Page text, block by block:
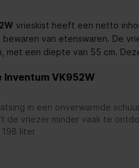
vrieskist heeft een netto
van etenswaren. De
met een diepte van 55 cm.
Inventum VK952W
in een onverwarmde
de vriezer minder vaak te
liter